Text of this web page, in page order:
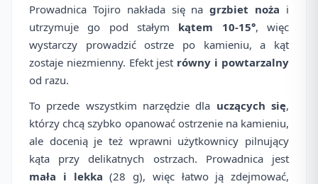
Prowadnica Tojiro nakłada się nagrzbiet noża i
utrzymuje go pod stałym kątem 10-15°, więc
wystarczy prowadzić ostrze po kamieniu, a kąt
zostaje niezmienny. Efekt jest równy i powtarzalny
od razu.
To przede wszystkim narzędzie dla uczących się,
którzy chcą szybko opanować ostrzenie na kamieniu,
ale docenią je też wprawni użytkownicy pilnujący
kąta przy delikatnych ostrzach. Prowadnica jest
mała i lekka (28 g), więc łatwo ją zdejmować,